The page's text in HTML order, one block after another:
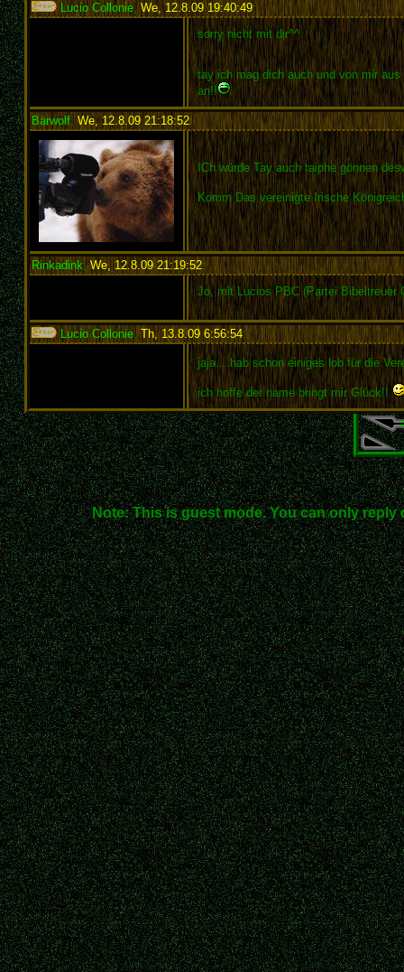
Lucio Collonie,We, 12.8.09 19:40:49:
sorry nicht mit dir^^
tay ich mag dich auch und von mir
an!!
Bärwolf,We, 12.8.09 21:18:52:
ICh würde Tay auch taiphe gönnen
Komm Das vereinigte Irische
Rinkadink, We, 12.8.09 21:19:52:
Jo, mit Lucios PBC (Partei Bibeltreuer
Lucio Collonie,Th, 13.8.09 6:56:54:
jaja....hab schon einiges lob für die
ich hoffe der name bringt mir Glück!!
Note: This is guest mode. You can only